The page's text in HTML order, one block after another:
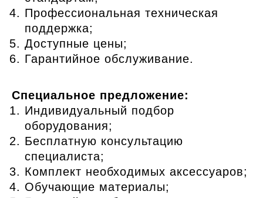
Профессиональная техническая
поддержка;
Доступные цены;
Гарантийное обслуживание.
Специальное предложение:
Индивидуальный подбор
оборудования;
Бесплатную консультацию
специалиста;
Комплект необходимых аксессуаров;
Обучающие материалы;